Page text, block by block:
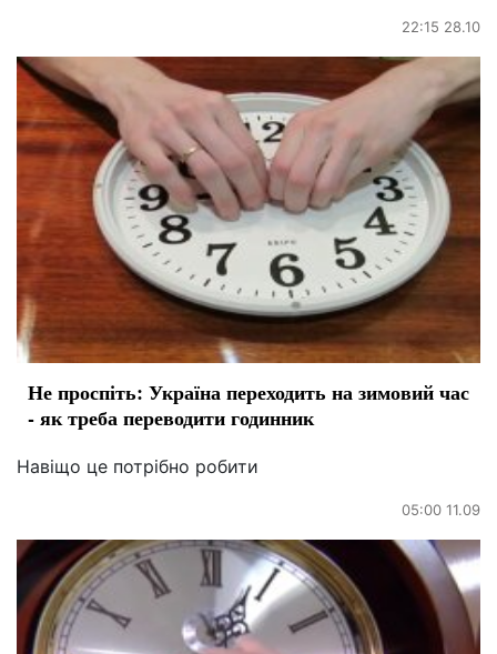
22:15 28.10
Не проспіть: Україна переходить на зимовий час
- як треба переводити годинник
Навіщо це потрібно робити
05:00 11.09